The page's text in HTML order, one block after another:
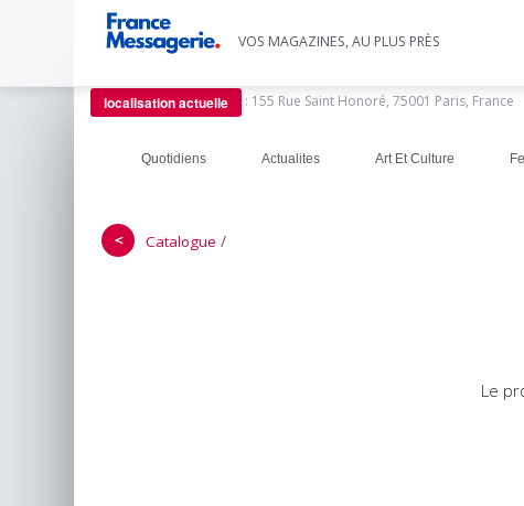
VOS MAGAZINES, AU PLUS PRÈS
localisation actuelle : 155 Rue Saint Honoré, 75001 Paris, France
Quotidiens Actualites Art Et Culture
＜ Catalogue /
Le